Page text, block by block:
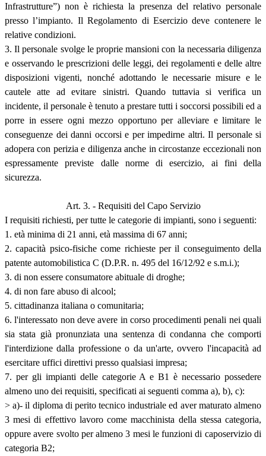
Infrastrutture”) non è richiesta la presenza del relativo personale
presso l’impianto. Il Regolamento di Esercizio deve contenere le
relative condizioni.
3. Il personale svolge le proprie mansioni con la necessaria diligenza
e osservando le prescrizioni delle leggi, dei regolamenti e delle altre
disposizioni vigenti, nonché adottando le necessarie misure e le
cautele atte ad evitare sinistri. Quando tuttavia si verifica un
incidente, il personale è tenuto a prestare tutti i soccorsi possibili ed a
porre in essere ogni mezzo opportuno per alleviare e limitare le
conseguenze dei danni occorsi e per impedirne altri. Il personale si
adopera con perizia e diligenza anche in circostanze eccezionali non
espressamente previste dalle norme di esercizio, ai fini della
sicurezza.
Art. 3. - Requisiti del Capo Servizio
I requisiti richiesti, per tutte le categorie di impianti, sono i seguenti:
1. età minima di 21 anni, età massima di 67 anni;
2. capacità psico-fisiche come richieste per il conseguimento della
patente automobilistica C (D.P.R. n. 495 del 16/12/92 e s.m.i.);
3. di non essere consumatore abituale di droghe;
4. di non fare abuso di alcool;
5. cittadinanza italiana o comunitaria;
6. l'interessato non deve avere in corso procedimenti penali nei quali
sia stata già pronunziata una sentenza di condanna che comporti
l'interdizione dalla professione o da un'arte, ovvero l'incapacità ad
esercitare uffici direttivi presso qualsiasi impresa;
7. per gli impianti delle categorie A e B1 è necessario possedere
almeno uno dei requisiti, specificati ai seguenti comma a), b), c):
> a)- il diploma di perito tecnico industriale ed aver maturato almeno
3 mesi di effettivo lavoro come macchinista della stessa categoria,
oppure avere svolto per almeno 3 mesi le funzioni di caposervizio di
categoria B2;